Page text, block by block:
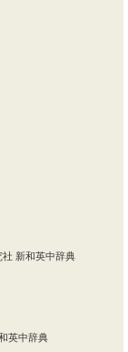
社 新和英中辞典
英中辞典